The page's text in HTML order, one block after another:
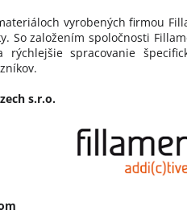
vyrobených firmou
So založením spoločnosti
rýchlejšie spracovanie
s.r.o.